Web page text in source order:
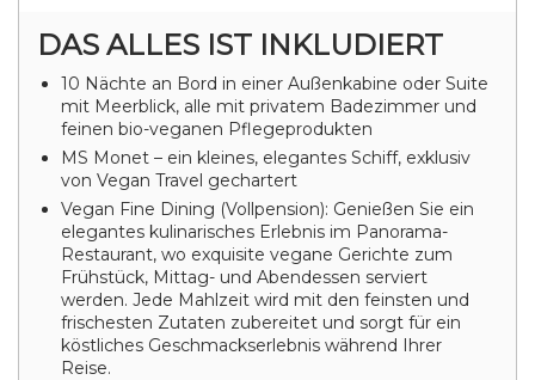
DAS ALLES IST INKLUDIERT
10 Nächte an Bord in einer Außenkabine oder Suite
mit Meerblick, alle mit privatem Badezimmer und
feinen bio-veganen Pflegeprodukten
MS Monet – ein kleines, elegantes Schiff, exklusiv
von Vegan Travel gechartert
Vegan Fine Dining (Vollpension): Genießen Sie ein
elegantes kulinarisches Erlebnis im Panorama-
Restaurant, wo exquisite vegane Gerichte zum
Frühstück, Mittag- und Abendessen serviert
werden. Jede Mahlzeit wird mit den feinsten und
frischesten Zutaten zubereitet und sorgt für ein
köstliches Geschmackserlebnis während Ihrer
Reise.